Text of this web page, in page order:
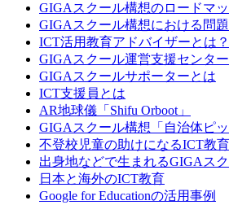
GIGAスクール構想のロードマ
GIGAスクール構想における問
ICT活用教育アドバイザーとは？
GIGAスクール運営支援センタ
GIGAスクールサポーターとは
ICT支援員とは
AR地球儀「Shifu Orboot」
GIGAスクール構想「自治体ピ
不登校児童の助けになるICT教育
出身地などで生まれるGIGAス
日本と海外のICT教育
Google for Educationの活用事例